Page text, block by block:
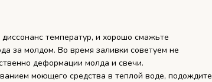
температур, и хорошо смажьте
за молдом. Во время заливки советуем не
деформации молда и свечи.
моющего средства в теплой воде, подождите